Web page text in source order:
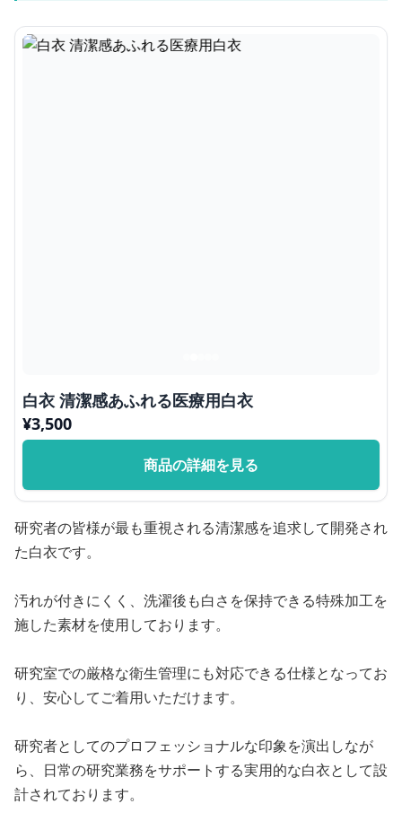
白衣 清潔感あふれる医療用白衣
¥3,500
商品の詳細を見る
研究者の皆様が最も重視される清潔感を追求して開発され
た白衣です。
汚れが付きにくく、洗濯後も白さを保持できる特殊加工を
施した素材を使用しております。
研究室での厳格な衛生管理にも対応できる仕様となってお
り、安心してご着用いただけます。
研究者としてのプロフェッショナルな印象を演出しなが
ら、日常の研究業務をサポートする実用的な白衣として設
計されております。